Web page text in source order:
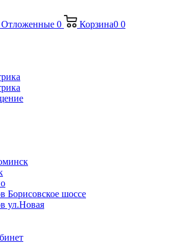
Отложенные 0 Корзина0 0
Борисовское шоссе
ул.Новая